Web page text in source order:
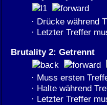
· Drücke während
· Letzter Treffer
Brutality 2: Getrennt
· Muss ersten
· Halte während
· Letzter Treffer